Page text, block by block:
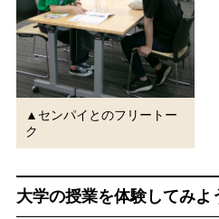
▲センパイとのフリートー
ク
大学の授業を体験してみよ